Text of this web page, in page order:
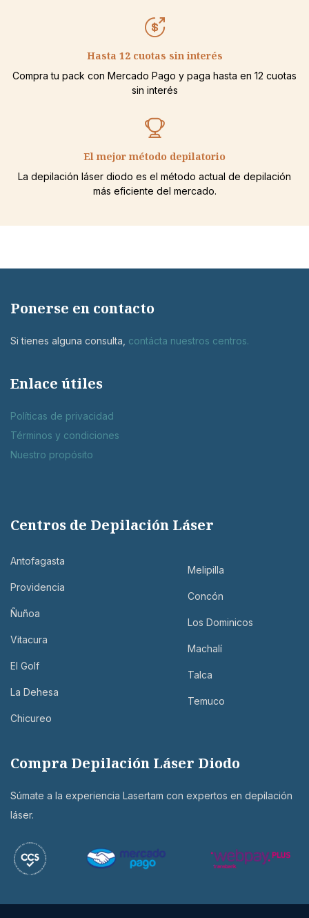
Hasta 12 cuotas sin interés
Compra tu pack con Mercado Pago y paga hasta en 12 cuotas
sin interés
El mejor método depilatorio
La depilación láser diodo es el método actual de depilación
más eficiente del mercado.
Ponerse en contacto
Si tienes alguna consulta, contácta nuestros centros.
Enlace útiles
Políticas de privacidad
Términos y condiciones
Nuestro propósito
Centros de Depilación Láser
Antofagasta
Providencia
Ñuñoa
Vitacura
El Golf
La Dehesa
Chicureo
Melipilla
Concón
Los Dominicos
Machalí
Talca
Temuco
Compra Depilación Láser Diodo
Súmate a la experiencia Lasertam con expertos en depilación
láser.